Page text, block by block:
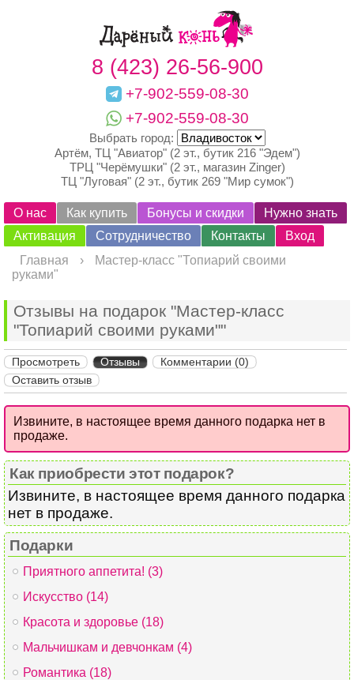
8 (423) 26-56-900
+7-902-559-08-30
+7-902-559-08-30
Выбрать город:
Артём, ТЦ "Авиатор" (2 эт., бутик 216 "Эдем")
ТРЦ "Черёмушки" (2 эт., магазин Zinger)
ТЦ "Луговая" (2 эт., бутик 269 "Мир сумок")
О нас Как купить Бонусы и скидки
Нужно знать
Активация
Сотрудничество Контакты
Вход
Главная
›
Мастер-класс "Топиарий своими
руками"
Отзывы на подарок "Мастер-класс
"Топиарий своими руками""
Просмотреть Отзывы
Комментарии (0)
Оставить отзыв
Извините, в настоящее время данного подарка нет в
продаже.
Как приобрести этот подарок?
Извините, в настоящее время данного подарка
нет в продаже.
Подарки
Приятного аппетита! (3)
Искусство (14)
Красота и здоровье (18)
Мальчишкам и девчонкам (4)
Романтика (18)